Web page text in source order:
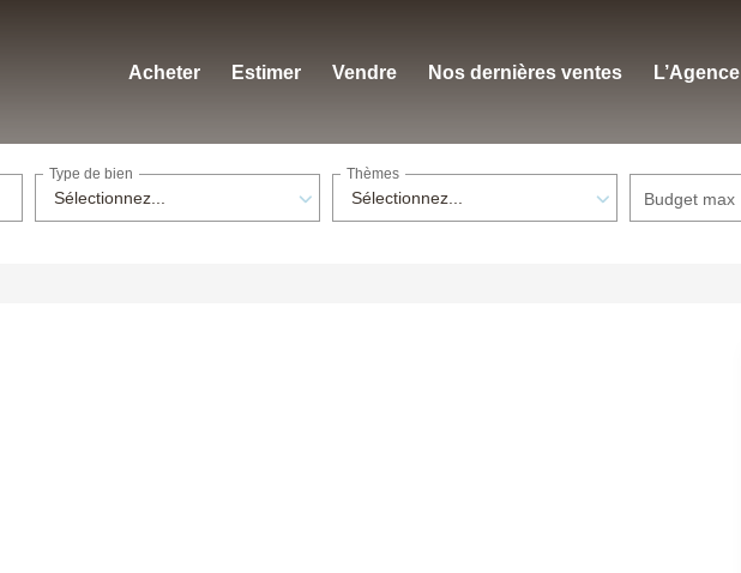
Acheter Estimer Vendre Nos dernières ventes L’Agence
Sélectionnez...
Type de bien
Sélectionnez...
Thèmes
Budget max